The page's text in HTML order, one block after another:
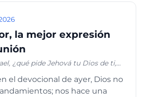
la mejor expresión
¿qué pide Jehová tu Dios de ti,
y que lo ames, y sirvas a Jehová
tu corazón y con toda tu alma; que
el devocional de ayer, Dios no
nos hace una